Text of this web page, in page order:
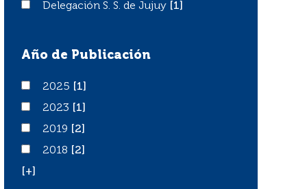
Delegación S. S. de Jujuy
Delegación S. S. de Jujuy [1]
Año de Publicación
20252025
[1]
20232023
[1]
20192019
[2]
20182018
[2]
[+]